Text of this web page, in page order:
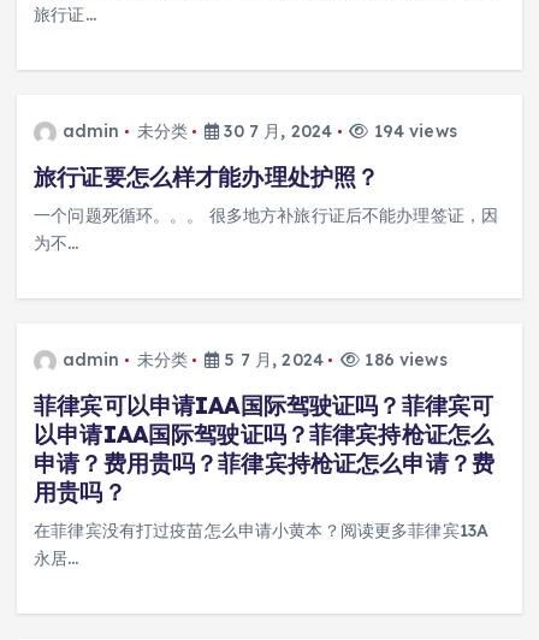
旅行证…
admin 未分类 30 7 月, 2024 194 views
旅行证要怎么样才能办理处护照？
一个问题死循环。。。 很多地方补旅行证后不能办理签证，因
为不…
admin 未分类 5 7 月, 2024 186 views
菲律宾可以申请IAA国际驾驶证吗？菲律宾可
以申请IAA国际驾驶证吗？菲律宾持枪证怎么
申请？费用贵吗？菲律宾持枪证怎么申请？费
用贵吗？
在菲律宾没有打过疫苗怎么申请小黄本？阅读更多菲律宾13A
永居…